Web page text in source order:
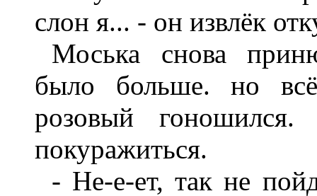
слон я... - он извлёк
Моська снова
было больше. но
розовый
покуражиться.
- Не-е-ет, так не